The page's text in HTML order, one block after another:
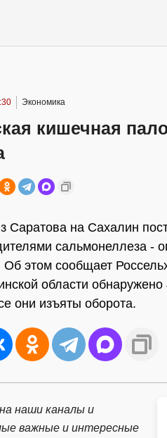
Экономика
кишечная
Саратова на Сахалин
сальмонеллеза -
Об этом сообщает
области
они изъяты оборота.
наши каналы и
важные и интересные